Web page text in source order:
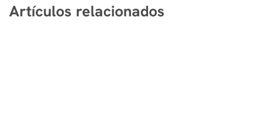
Artículos relacionados